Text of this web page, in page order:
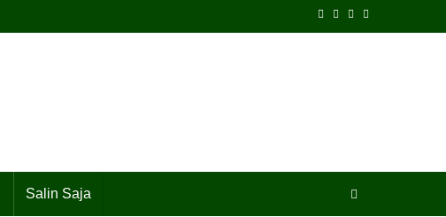
Salin Saja